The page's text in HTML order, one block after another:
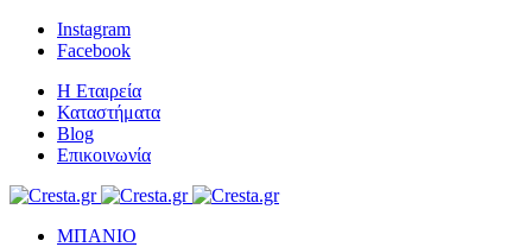
Instagram
Facebook
Η Εταιρεία
Καταστήματα
Blog
Επικοινωνία
ΜΠΑΝΙΟ